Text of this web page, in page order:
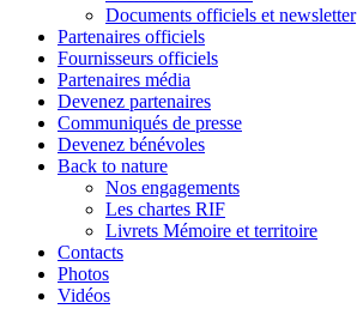
Documents officiels et newsletter
Partenaires officiels
Fournisseurs officiels
Partenaires média
Devenez partenaires
Communiqués de presse
Devenez bénévoles
Back to nature
Nos engagements
Les chartes RIF
Livrets Mémoire et territoire
Contacts
Photos
Vidéos